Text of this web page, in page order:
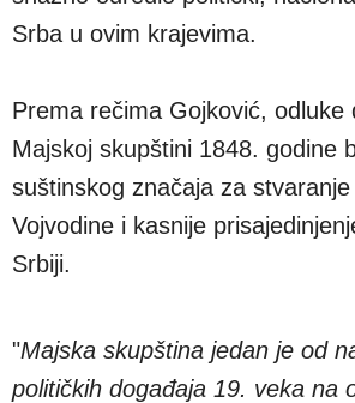
Srba u ovim krajevima.
Prema rečima Gojković, odluke
Majskoj skupštini 1848. godine
suštinskog značaja za
Vojvodine i kasnije
Srbiji.
"Majska skupština jedan je od
političkih događaja 19. veka na